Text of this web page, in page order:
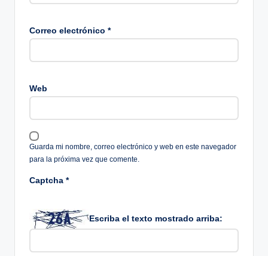
Correo electrónico *
Web
Guarda mi nombre, correo electrónico y web en este navegador
para la próxima vez que comente.
Captcha *
Escriba el texto mostrado arriba: